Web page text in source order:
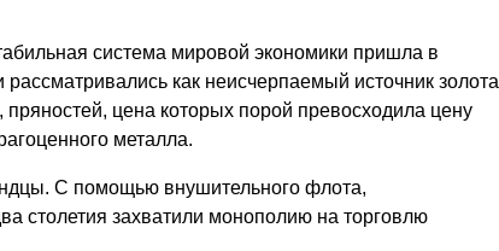
система мировой экономики пришла в
как неисчерпаемый источник золота
пряностей, цена которых порой превосходила цену
металла.
С помощью внушительного флота,
столетия захватили монополию на торговлю